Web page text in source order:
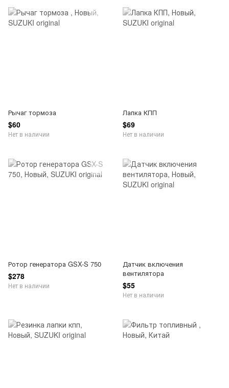
Рычаг тормоза
$60
Нет в наличии
Лапка КПП
$69
Нет в наличии
Ротор генератора GSX-S 750
$278
Нет в наличии
Датчик включения
вентилятора
$55
Нет в наличии